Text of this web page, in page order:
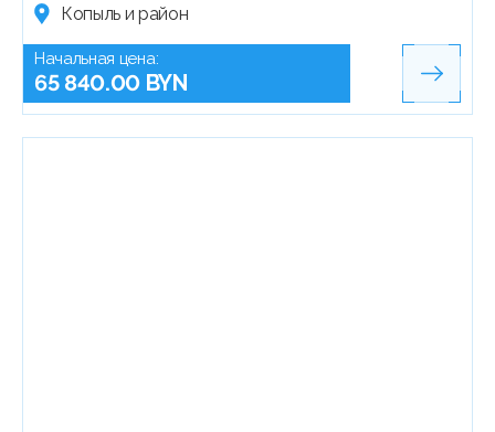
Копыль и район
Начальная цена:
65 840.00 BYN